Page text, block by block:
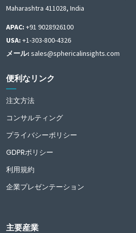
Maharashtra 411028, India
APAC: +91 9028926100
USA: +1-303-800-4326
メール: sales@sphericalinsights.com
便利なリンク
注文方法
コンサルティング
プライバシーポリシー
GDPRポリシー
利用規約
企業プレゼンテーション
主要産業